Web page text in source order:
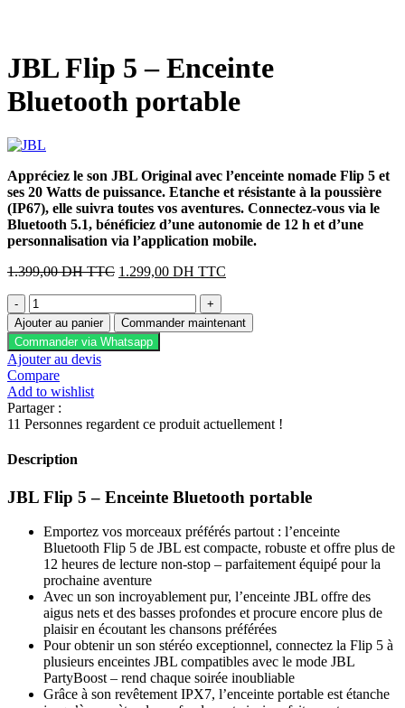
JBL Flip 5 – Enceinte
Bluetooth portable
Appréciez le son JBL Original avec l’enceinte nomade Flip 5 et
ses 20 Watts de puissance. Etanche et résistante à la poussière
(IP67), elle suivra toutes vos aventures. Connectez-vous via le
Bluetooth 5.1, bénéficiez d’une autonomie de 12 h et d’une
personnalisation via l’application mobile.
1.399,00DH TTC Le
était :
1.399,00 DH
TTC.
1.299,00 DH TTC
est :
1.299,00 DH
quantité
de
JBL
Flip
5
–
Enceinte
Bluetooth
portable
Ajouter au panier
Commander maintenant
Commander via Whatsapp
Ajouter au devis
Compare
Add to wishlist
Partager :
11 Personnes regardent ce produit actuellement !
Description
JBL Flip 5 – Enceinte Bluetooth portable
Emportez vos morceaux préférés partout : l’enceinte
Bluetooth Flip 5 de JBL est compacte, robuste et offre plus de
12 heures de lecture non-stop – parfaitement équipé pour la
prochaine aventure
Avec un son incroyablement pur, l’enceinte JBL offre des
aigus nets et des basses profondes et procure encore plus de
plaisir en écoutant les chansons préférées
Pour obtenir un son stéréo exceptionnel, connectez la Flip 5 à
plusieurs enceintes JBL compatibles avec le mode JBL
PartyBoost – rend chaque soirée inoubliable
Grâce à son revêtement IPX7, l’enceinte portable est étanche